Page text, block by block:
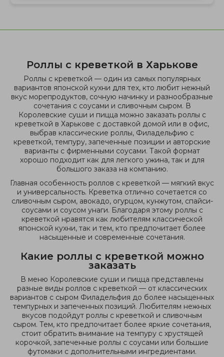
Роллы с креветкой в Харькове
Роллы с креветкой — один из самых популярных
вариантов японской кухни для тех, кто любит нежный
вкус морепродуктов, сочную начинку и разнообразные
сочетания с соусами и сливочным сыром. В
Королевские суши и пицца можно заказать роллы с
креветкой в Харькове с доставкой домой или в офис,
выбрав классические роллы, Филадельфию с
креветкой, темпуру, запеченные позиции и авторские
варианты с фирменными соусами. Такой формат
хорошо подходит как для легкого ужина, так и для
большого заказа на компанию.
Главная особенность роллов с креветкой — мягкий вкус
и универсальность. Креветка отлично сочетается со
сливочным сыром, авокадо, огурцом, кунжутом, спайси-
соусами и соусом унаги. Благодаря этому роллы с
креветкой нравятся как любителям классической
японской кухни, так и тем, кто предпочитает более
насыщенные и современные сочетания.
Какие роллы с креветкой можно
заказать
В меню Королевские суши и пицца представлены
разные виды роллов с креветкой — от классических
вариантов с сыром Филадельфия до более насыщенных
темпурных и запеченных позиций. Любителям нежных
вкусов подойдут роллы с креветкой и сливочным
сыром. Тем, кто предпочитает более яркие сочетания,
стоит обратить внимание на темпуру с хрустящей
корочкой, запеченные роллы с соусами или большие
футомаки с дополнительными ингредиентами.